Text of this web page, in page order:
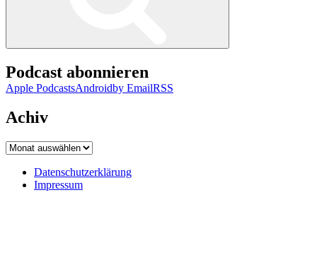
Podcast abonnieren
Apple PodcastsAndroidby EmailRSS
Achiv
Achiv
Datenschutzerklärung
Impressum